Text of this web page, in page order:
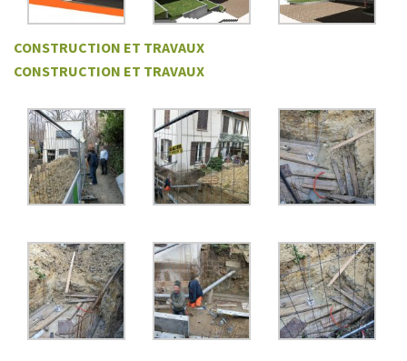
CONSTRUCTION ET TRAVAUX
CONSTRUCTION ET TRAVAUX